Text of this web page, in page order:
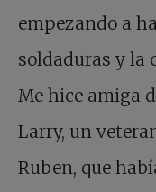
empezando a
soldaduras y la
Me hice amiga
Larry, un
Ruben, que